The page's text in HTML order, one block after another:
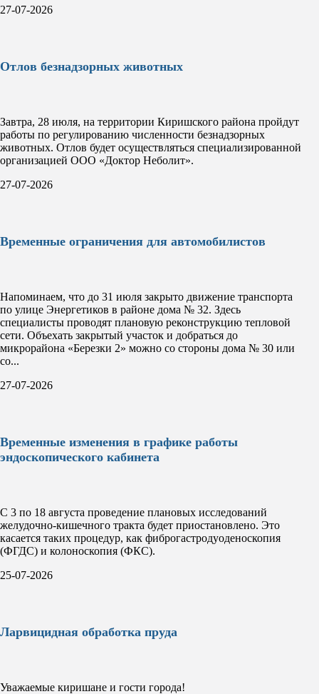
27-07-2026
Отлов безнадзорных животных
Завтра, 28 июля, на территории Киришского района пройдут
работы по регулированию численности безнадзорных
животных. Отлов будет осуществляться специализированной
организацией ООО «Доктор Неболит».
27-07-2026
Временные ограничения для автомобилистов
Напоминаем, что до 31 июля закрыто движение транспорта
по улице Энергетиков в районе дома № 32. Здесь
специалисты проводят плановую реконструкцию тепловой
сети. Объехать закрытый участок и добраться до
микрорайона «Березки 2» можно со стороны дома № 30 или
со...
27-07-2026
Временные изменения в графике работы
эндоскопического кабинета
С 3 по 18 августа проведение плановых исследований
желудочно-кишечного тракта будет приостановлено. Это
касается таких процедур, как фиброгастродуоденоскопия
(ФГДС) и колоноскопия (ФКС).
25-07-2026
Ларвицидная обработка пруда
Уважаемые киришане и гости города!